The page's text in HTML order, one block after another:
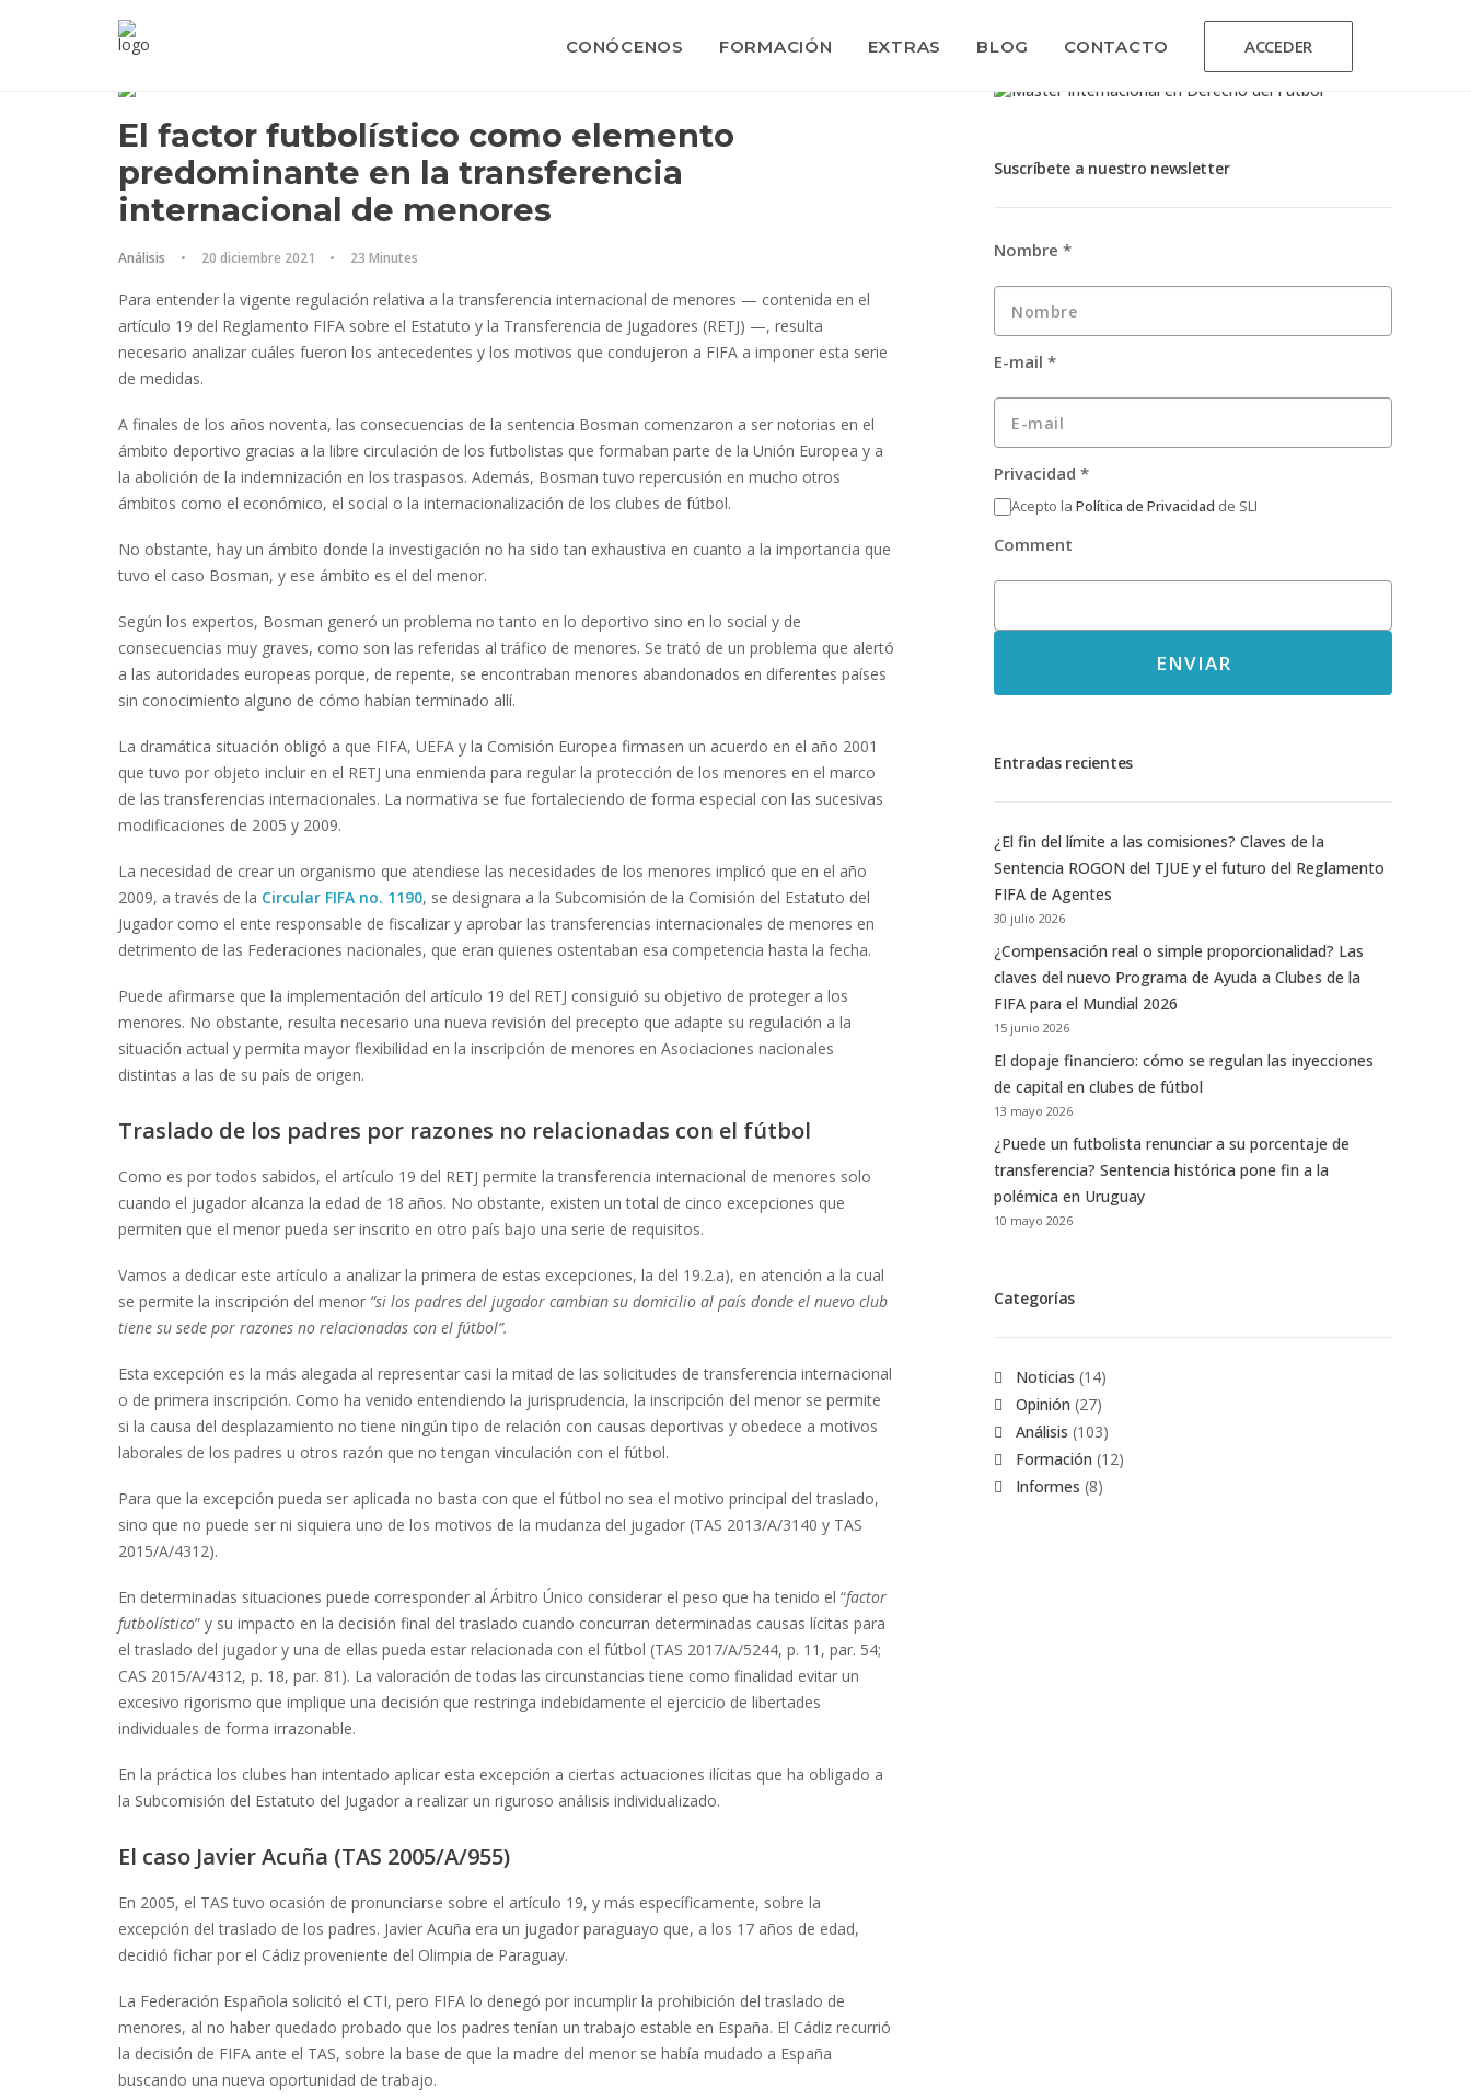
CONÓCENOS FORMACIÓN EXTRAS BLOG CONTACTO ACCEDER
El factor futbolístico como elemento
predominante en la transferencia
internacional de menores
Análisis • 20 diciembre 2021 • 23 Minutes
Para entender la vigente regulación relativa a la transferencia internacional de menores — contenida en el
artículo 19 del Reglamento FIFA sobre el Estatuto y la Transferencia de Jugadores (RETJ) —, resulta
necesario analizar cuáles fueron los antecedentes y los motivos que condujeron a FIFA a imponer esta serie
de medidas.
A finales de los años noventa, las consecuencias de la sentencia Bosman comenzaron a ser notorias en el
ámbito deportivo gracias a la libre circulación de los futbolistas que formaban parte de la Unión Europea y a
la abolición de la indemnización en los traspasos. Además, Bosman tuvo repercusión en mucho otros
ámbitos como el económico, el social o la internacionalización de los clubes de fútbol.
No obstante, hay un ámbito donde la investigación no ha sido tan exhaustiva en cuanto a la importancia que
tuvo el caso Bosman, y ese ámbito es el del menor.
Según los expertos, Bosman generó un problema no tanto en lo deportivo sino en lo social y de
consecuencias muy graves, como son las referidas al tráfico de menores. Se trató de un problema que alertó
a las autoridades europeas porque, de repente, se encontraban menores abandonados en diferentes países
sin conocimiento alguno de cómo habían terminado allí.
La dramática situación obligó a que FIFA, UEFA y la Comisión Europea firmasen un acuerdo en el año 2001
que tuvo por objeto incluir en el RETJ una enmienda para regular la protección de los menores en el marco
de las transferencias internacionales. La normativa se fue fortaleciendo de forma especial con las sucesivas
modificaciones de 2005 y 2009.
La necesidad de crear un organismo que atendiese las necesidades de los menores implicó que en el año
2009, a través de la Circular FIFA no. 1190, se designara a la Subcomisión de la Comisión del Estatuto del
Jugador como el ente responsable de fiscalizar y aprobar las transferencias internacionales de menores en
detrimento de las Federaciones nacionales, que eran quienes ostentaban esa competencia hasta la fecha.
Puede afirmarse que la implementación del artículo 19 del RETJ consiguió su objetivo de proteger a los
menores. No obstante, resulta necesario una nueva revisión del precepto que adapte su regulación a la
situación actual y permita mayor flexibilidad en la inscripción de menores en Asociaciones nacionales
distintas a las de su país de origen.
Traslado de los padres por razones no relacionadas con el fútbol
Como es por todos sabidos, el artículo 19 del RETJ permite la transferencia internacional de menores solo
cuando el jugador alcanza la edad de 18 años. No obstante, existen un total de cinco excepciones que
permiten que el menor pueda ser inscrito en otro país bajo una serie de requisitos.
Vamos a dedicar este artículo a analizar la primera de estas excepciones, la del 19.2.a), en atención a la cual
se permite la inscripción del menor “si los padres del jugador cambian su domicilio al país donde el nuevo club
tiene su sede por razones no relacionadas con el fútbol”.
Esta excepción es la más alegada al representar casi la mitad de las solicitudes de transferencia internacional
o de primera inscripción. Como ha venido entendiendo la jurisprudencia, la inscripción del menor se permite
si la causa del desplazamiento no tiene ningún tipo de relación con causas deportivas y obedece a motivos
laborales de los padres u otros razón que no tengan vinculación con el fútbol.
Para que la excepción pueda ser aplicada no basta con que el fútbol no sea el motivo principal del traslado,
sino que no puede ser ni siquiera uno de los motivos de la mudanza del jugador (TAS 2013/A/3140 y TAS
2015/A/4312).
En determinadas situaciones puede corresponder al Árbitro Único considerar el peso que ha tenido el “factor
futbolístico” y su impacto en la decisión final del traslado cuando concurran determinadas causas lícitas para
el traslado del jugador y una de ellas pueda estar relacionada con el fútbol (TAS 2017/A/5244, p. 11, par. 54;
CAS 2015/A/4312, p. 18, par. 81). La valoración de todas las circunstancias tiene como finalidad evitar un
excesivo rigorismo que implique una decisión que restringa indebidamente el ejercicio de libertades
individuales de forma irrazonable.
En la práctica los clubes han intentado aplicar esta excepción a ciertas actuaciones ilícitas que ha obligado a
la Subcomisión del Estatuto del Jugador a realizar un riguroso análisis individualizado.
El caso Javier Acuña (TAS 2005/A/955)
En 2005, el TAS tuvo ocasión de pronunciarse sobre el artículo 19, y más específicamente, sobre la
excepción del traslado de los padres. Javier Acuña era un jugador paraguayo que, a los 17 años de edad,
decidió fichar por el Cádiz proveniente del Olimpia de Paraguay.
La Federación Española solicitó el CTI, pero FIFA lo denegó por incumplir la prohibición del traslado de
menores, al no haber quedado probado que los padres tenían un trabajo estable en España. El Cádiz recurrió
la decisión de FIFA ante el TAS, sobre la base de que la madre del menor se había mudado a España
buscando una nueva oportunidad de trabajo.
Suscríbete a nuestro newsletter
Nombre *
E-mail *
Privacidad *
Acepto la Política de Privacidad de SLI
Comment
ENVIAR
Entradas recientes
¿El fin del límite a las comisiones? Claves de la
Sentencia ROGON del TJUE y el futuro del Reglamento
FIFA de Agentes
30 julio 2026
¿Compensación real o simple proporcionalidad? Las
claves del nuevo Programa de Ayuda a Clubes de la
FIFA para el Mundial 2026
15 junio 2026
El dopaje financiero: cómo se regulan las inyecciones
de capital en clubes de fútbol
13 mayo 2026
¿Puede un futbolista renunciar a su porcentaje de
transferencia? Sentencia histórica pone fin a la
polémica en Uruguay
10 mayo 2026
Categorías
Noticias (14)
Opinión (27)
Análisis (103)
Formación (12)
Informes (8)